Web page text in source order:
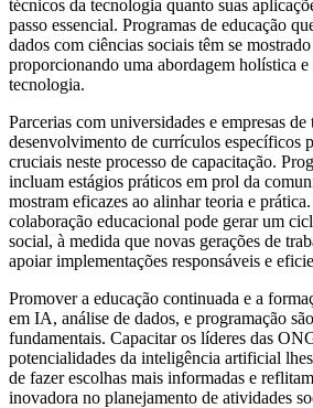
técnicos da tecnologia quanto suas
passo essencial. Programas de educação
dados com ciências sociais têm se
proporcionando uma abordagem holística e
tecnologia.
Parcerias com universidades e empresas
desenvolvimento de currículos específicos
cruciais neste processo de capacitação.
incluam estágios práticos em prol da
mostram eficazes ao alinhar teoria e
colaboração educacional pode gerar um
social, à medida que novas gerações de
apoiar implementações responsáveis e
Promover a educação continuada e a
em IA, análise de dados, e programação
fundamentais. Capacitar os líderes das
potencialidades da inteligência artificial
de fazer escolhas mais informadas e
inovadora no planejamento de atividades